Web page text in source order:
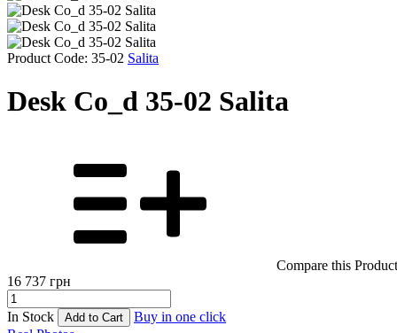
Product Code: 35-02 Salita
Desk Co_d 35-02 Salita
Compare this Product
16 737 грн
In Stock Add to Cart
Buy in one click